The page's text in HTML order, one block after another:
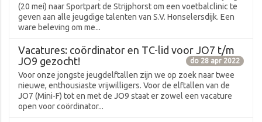
(20 mei) naar Sportpart de Strijphorst om een voetbalclinic te
geven aan alle jeugdige talenten van S.V. Honselersdijk. Een
ware beleving om me...
Vacatures: coördinator en TC-lid voor JO7 t/m
JO9 gezocht!
do 28 apr 2022
Voor onze jongste jeugdelftallen zijn we op zoek naar twee
nieuwe, enthousiaste vrijwilligers. Voor de elftallen van de
JO7 (Mini-F) tot en met de JO9 staat er zowel een vacature
open voor coördinator...